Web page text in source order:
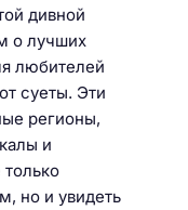
дивной
о лучших
любителей
суеты. Эти
регионы,
и
но и увидеть